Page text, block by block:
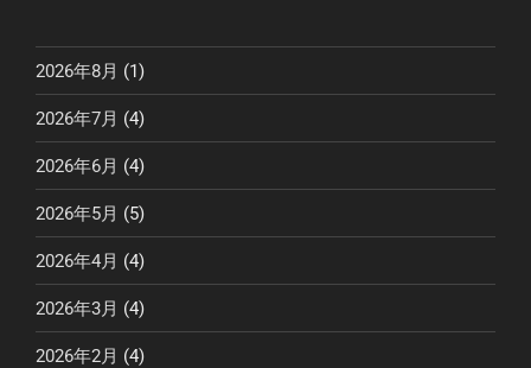
2026年8月 (1)
2026年7月 (4)
2026年6月 (4)
2026年5月 (5)
2026年4月 (4)
2026年3月 (4)
2026年2月 (4)